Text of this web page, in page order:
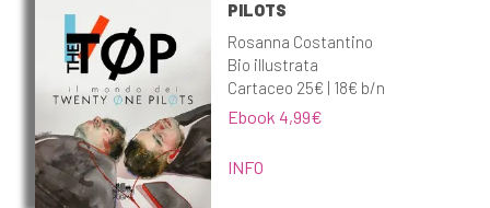
PILOTS
Rosanna Costantino
Bio illustrata
Cartaceo 25€ | 18€ b/n
Ebook 4,99€
INFO